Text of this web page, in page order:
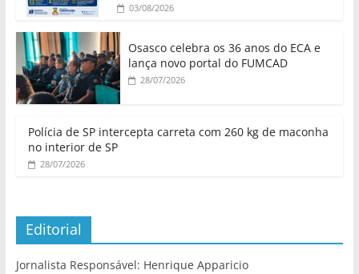
03/08/2026
Osasco celebra os 36 anos do ECA e
lança novo portal do FUMCAD
28/07/2026
Polícia de SP intercepta carreta com 260 kg de maconha
no interior de SP
28/07/2026
Editorial
Jornalista Responsável: Henrique Apparicio